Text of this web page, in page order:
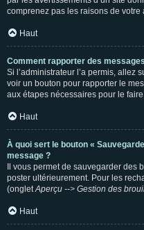
comprenez pas les raisons de votre
Haut
Comment rapporter des
Si l’administrateur l’a permis, allez
voir un bouton pour rapporter le
aux étapes nécessaires pour le
Haut
À quoi sert le bouton «
message ?
Il vous permet de sauvegarder
poster ultérieurement. Pour les
(ongletAperçu --> Gestion des
Haut